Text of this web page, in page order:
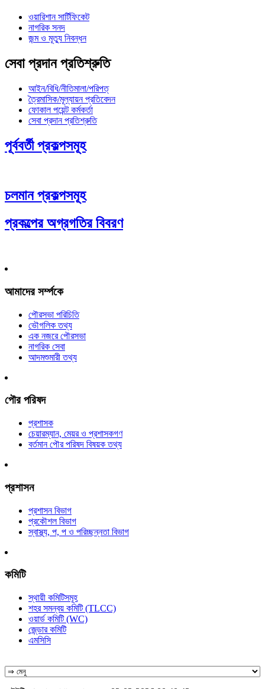
ওয়ারিশান সার্টিফিকেট
নাগরিক সনদ
জন্ম ও মূত্যু নিবন্ধন
সেবা প্রদান প্রতিশ্রুতি
আইন/বিধি/নীতিমালা/পরিপত্
ত্রৈমাসিক/মূল্যায়ন প্রতিবেদন
ফোকাল পয়েন্ট কর্মকর্তা
সেবা প্রদান প্রতিশ্রুতি
পূর্ববর্তী প্রকল্পসমূহ
চলমান প্রকল্পসমূহ
প্রকল্পের অগ্রগতির বিবরণ
আমাদের সর্ম্পকে
পৌরসভা পরিচিতি
ভৌগলিক তথ্য
এক নজরে পৌরসভা
নাগরিক সেবা
আদমশুমারী তথ্য
পৌর পরিষদ
প্রশাসক
চেয়ারম্যান, মেয়র ও প্রশাসকগণ
বর্তমান পৌর পরিষদ বিষয়ক তথ্য
প্রশাসন
প্রশাসন বিভাগ
প্রকৌশল বিভাগ
স্বাস্থ্য, প, প ও পরিচ্ছন্নতা ‍বিভাগ
কমিটি
স্থায়ী কমিটিসমূহ
শহর সমন্বয় কমিটি (TLCC)
ওয়ার্ড কমিটি (WC)
জে্ন্ডার কমিটি
এমসিসি